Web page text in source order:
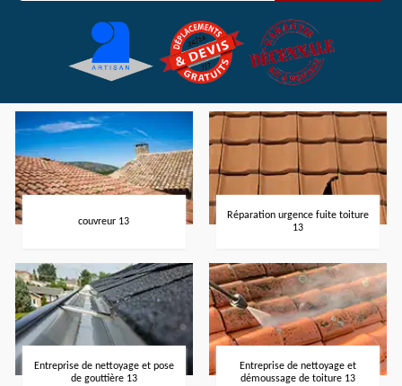
couvreur 13
Réparation urgence fuite toiture
13
Entreprise de nettoyage et pose
de gouttière 13
Entreprise de nettoyage et
démoussage de toiture 13